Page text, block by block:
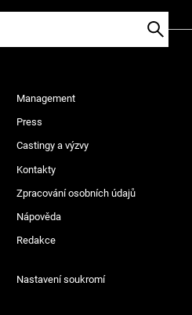
Management
Press
Castingy a výzvy
Kontakty
Zpracování osobních údajů
Nápověda
Redakce
Nastavení soukromí